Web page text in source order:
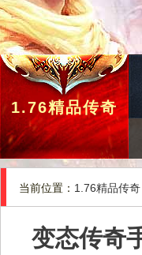
1.76精品传奇
当前位置： 1.76精品传奇
变态传奇